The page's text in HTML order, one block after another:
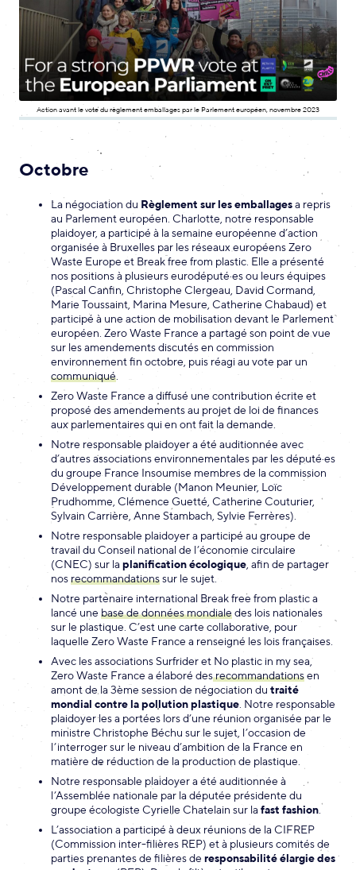
Action avant le vote du règlement emballages par le Parlement européen, novembre 2023
Octobre
La négociation du Règlement sur les emballagesa repris
au Parlement européen. Charlotte, notre responsable
plaidoyer, a participé à la semaine européenne d’action
organisée à Bruxelles par les réseaux européens Zero
Waste Europe et Break free from plastic. Elle a présenté
nos positions à plusieurs eurodéputé·es ou leurs équipes
(Pascal Canfin, Christophe Clergeau, David Cormand,
Marie Toussaint, Marina Mesure, Catherine Chabaud) et
participé à une action de mobilisation devant le Parlement
européen. Zero Waste France a partagé son point de vue
sur les amendements discutés en commission
environnement fin octobre, puis réagi au vote par un
communiqué
Zero Waste France a diffusé une contribution écrite et
proposé des amendements au projet de loi de finances
aux parlementaires qui en ont fait la demande.
Notre responsable plaidoyer a été auditionnée avec
d’autres associations environnementales par les député·es
du groupe France Insoumise membres de la commission
Développement durable (Manon Meunier, Loïc
Prudhomme, Clémence Guetté, Catherine Couturier,
Sylvain Carrière, Anne Stambach, Sylvie Ferrères).
Notre responsable plaidoyer a participé au groupe de
travail du Conseil national de l’économie circulaire
(CNEC) sur laplanification écologique , afin de partager
nosrecommandationssur le sujet.
Notre partenaire international Break free from plastic a
lancé une base de données mondialedes lois nationales
sur le plastique. C’est une carte collaborative, pour
laquelle Zero Waste France a renseigné les lois françaises.
Avec les associations Surfrider et No plastic in my sea,
Zero Waste France a élaboré desrecommandationsen
amont de la 3ème session de négociation du traité
mondial contre la pollution plastique . Notre responsable
plaidoyer les a portées lors d’une réunion organisée par le
ministre Christophe Béchu sur le sujet, l’occasion de
l’interroger sur le niveau d’ambition de la France en
matière de réduction de la production de plastique.
Notre responsable plaidoyer a été auditionnée à
l’Assemblée nationale par la députée présidente du
groupe écologiste Cyrielle Chatelain sur lafast fashion
L’association a participé à deux réunions de la CIFREP
(Commission inter-filières REP) et à plusieurs comités de
parties prenantes de filières de responsabilité élargie des